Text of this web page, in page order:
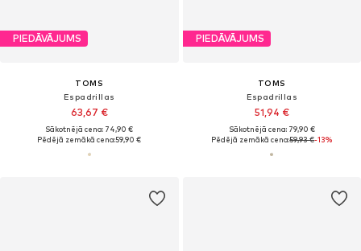
PIEDĀVĀJUMS
TOMS
Espadrillas
63,67 €
Sākotnējā cena: 74,90 €
Pēdējā zemākā cena:59,90 €
PIEDĀVĀJUMS
TOMS
Espadrillas
51,94 €
Sākotnējā cena: 79,90 €
Pēdējā zemākā cena:59,93 €-13%